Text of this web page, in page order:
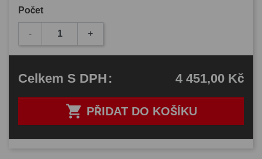
Počet
- +
 PŘIDAT DO KOŠÍKU
Celkem S DPH: 4 451,00 Kč